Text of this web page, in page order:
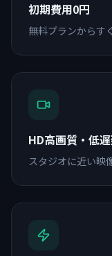
初期費用0円
無料プランからす
HD高画質・低
スタジオに近い映